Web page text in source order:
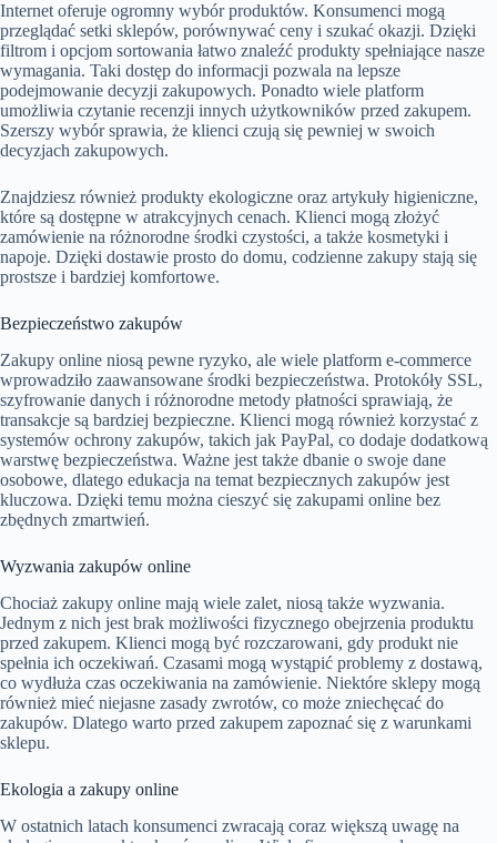
Internet oferuje ogromny wybór produktów. Konsumenci mogą
przeglądać setki sklepów, porównywać ceny i szukać okazji. Dzięki
filtrom i opcjom sortowania łatwo znaleźć produkty spełniające nasze
wymagania. Taki dostęp do informacji pozwala na lepsze
podejmowanie decyzji zakupowych. Ponadto wiele platform
umożliwia czytanie recenzji innych użytkowników przed zakupem.
Szerszy wybór sprawia, że klienci czują się pewniej w swoich
decyzjach zakupowych.
Znajdziesz również produkty ekologiczne oraz artykuły higieniczne,
które są dostępne w atrakcyjnych cenach. Klienci mogą złożyć
zamówienie na różnorodne środki czystości, a także kosmetyki i
napoje. Dzięki dostawie prosto do domu, codzienne zakupy stają się
prostsze i bardziej komfortowe.
Bezpieczeństwo zakupów
Zakupy online niosą pewne ryzyko, ale wiele platform e-commerce
wprowadziło zaawansowane środki bezpieczeństwa. Protokóły SSL,
szyfrowanie danych i różnorodne metody płatności sprawiają, że
transakcje są bardziej bezpieczne. Klienci mogą również korzystać z
systemów ochrony zakupów, takich jak PayPal, co dodaje dodatkową
warstwę bezpieczeństwa. Ważne jest także dbanie o swoje dane
osobowe, dlatego edukacja na temat bezpiecznych zakupów jest
kluczowa. Dzięki temu można cieszyć się zakupami online bez
zbędnych zmartwień.
Wyzwania zakupów online
Chociaż zakupy online mają wiele zalet, niosą także wyzwania.
Jednym z nich jest brak możliwości fizycznego obejrzenia produktu
przed zakupem. Klienci mogą być rozczarowani, gdy produkt nie
spełnia ich oczekiwań. Czasami mogą wystąpić problemy z dostawą,
co wydłuża czas oczekiwania na zamówienie. Niektóre sklepy mogą
również mieć niejasne zasady zwrotów, co może zniechęcać do
zakupów. Dlatego warto przed zakupem zapoznać się z warunkami
sklepu.
Ekologia a zakupy online
W ostatnich latach konsumenci zwracają coraz większą uwagę na